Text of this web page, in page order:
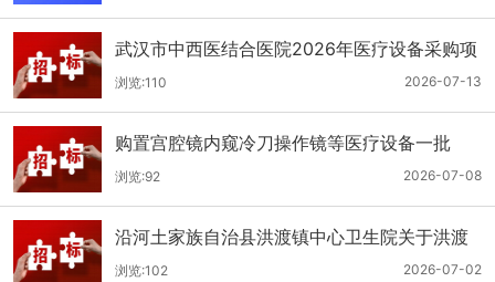
武汉市中西医结合医院2026年医疗设备采购项
目四公开招标公告
2026-07-13
浏览:110
购置宫腔镜内窥冷刀操作镜等医疗设备一批
（双盲+远程异地+分散）
2026-07-08
浏览:92
沿河土家族自治县洪渡镇中心卫生院关于洪渡
镇中心卫生院县域医疗次中心医疗设备采购项
2026-07-02
浏览:102